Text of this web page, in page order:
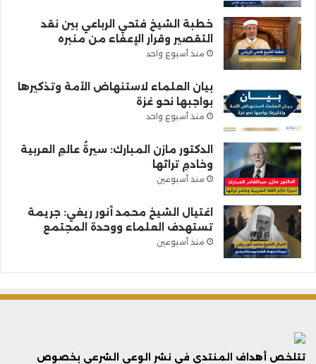
خطبة الشيخ فتحي الرباعي بين نقد
التقصير وقرار الإعفاء من منبره
منذ أسبوع واحد
بيان العلماء لاستنهاض الأمة وتذكيرها
بواجبها نحو غزة
منذ أسبوع واحد
الدكتور مازن المبارك: سيرةُ عالمِ العربية
وخادمِ تراثها
منذ أسبوعين
اغتيال الشيخ محمد أنور ريغي: جريمة
تستهدف العلماء ووحدة المجتمع
منذ أسبوعين
تتلخص أهداف المنتدى فى نشر الوعي الشرعي بخصوص